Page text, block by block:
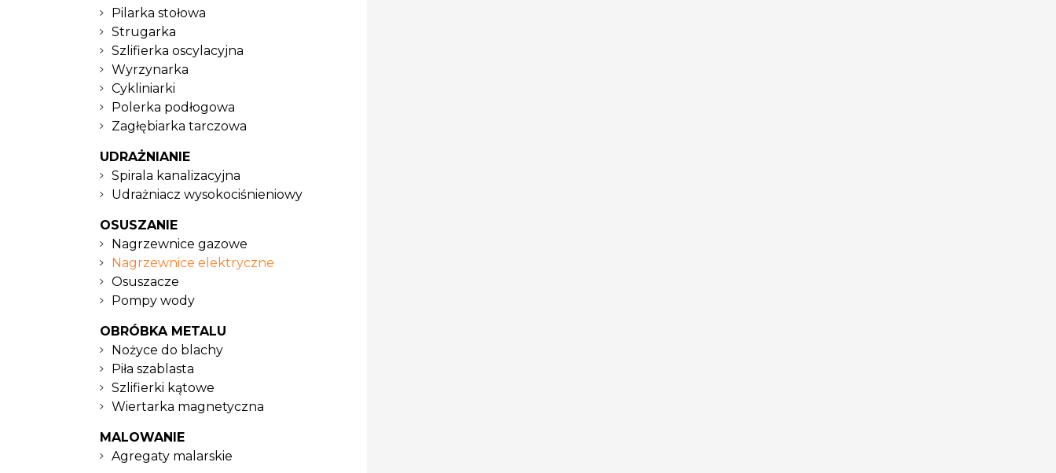
Pilarka stołowa
Strugarka
Szlifierka oscylacyjna
Wyrzynarka
Cykliniarki
Polerka podłogowa
Zagłębiarka tarczowa
UDRAŻNIANIE
Spirala kanalizacyjna
Udrażniacz wysokociśnieniowy
OSUSZANIE
Nagrzewnice gazowe
Nagrzewnice elektryczne
Osuszacze
Pompy wody
OBRÓBKA METALU
Nożyce do blachy
Piła szablasta
Szlifierki kątowe
Wiertarka magnetyczna
MALOWANIE
Agregaty malarskie